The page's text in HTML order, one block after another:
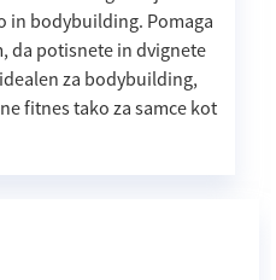
in bodybuilding. Pomaga
da potisnete in dvignete
za bodybuilding,
fitnes tako za samce kot